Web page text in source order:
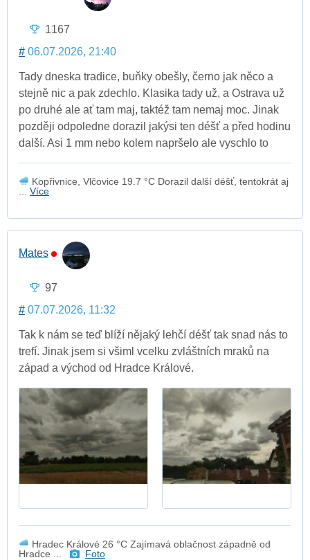
1167
# 06.07.2026, 21:40
Tady dneska tradice, buňky obešly, černo jak něco a
stejně nic a pak zdechlo. Klasika tady už, a Ostrava už
po druhé ale ať tam maj, taktéž tam nemaj moc. Jinak
později odpoledne dorazil jakýsi ten déšť a před hodinu
další. Asi 1 mm nebo kolem napršelo ale vyschlo to
Kopřivnice, Vlčovice 19.7 °C Dorazil další déšť, tentokrát aj
Více
Mates
97
# 07.07.2026, 11:32
Tak k nám se teď blíží nějaký lehčí déšť tak snad nás to
trefí. Jinak jsem si všiml vcelku zvláštních mraků na
západ a východ od Hradce Králové.
Hradec Králové 26 °C Zajímavá oblačnost západně od
Hradce ...
Foto